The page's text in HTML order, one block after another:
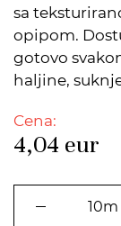
sa
opipom.
gotovo
haljine,
Cena:
4,04 eur